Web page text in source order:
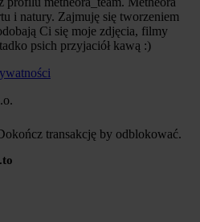
i natury. Zajmuję się tworzeniem
Ci się moje zdjęcia, filmy
psich przyjaciół kawą :)
transakcję by odblokować.